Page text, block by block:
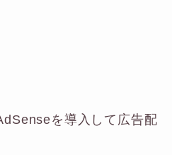
を導入して広告配